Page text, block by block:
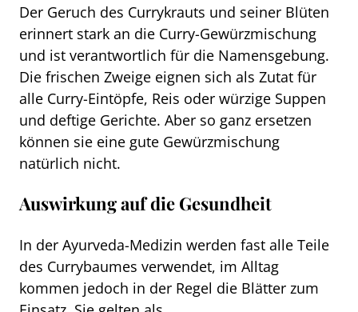
Der Geruch des Currykrauts und seiner Blüten
erinnert stark an die Curry-Gewürzmischung
und ist verantwortlich für die Namensgebung.
Die frischen Zweige eignen sich als Zutat für
alle Curry-Eintöpfe, Reis oder würzige Suppen
und deftige Gerichte. Aber so ganz ersetzen
können sie eine gute Gewürzmischung
natürlich nicht.
Auswirkung auf die Gesundheit
In der Ayurveda-Medizin werden fast alle Teile
des Currybaumes verwendet, im Alltag
kommen jedoch in der Regel die Blätter zum